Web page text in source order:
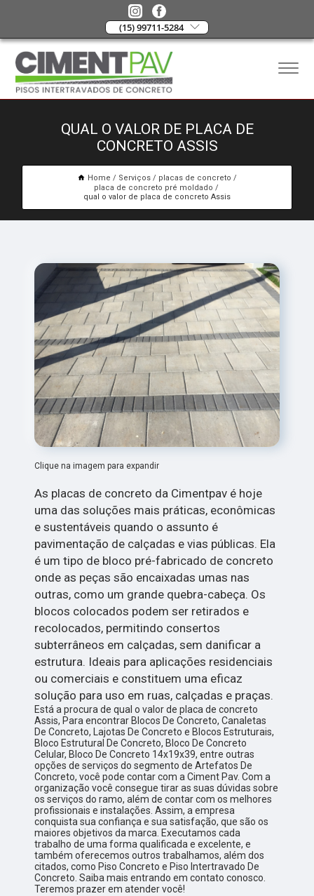
(15) 99711-5284
QUAL O VALOR DE PLACA DE
CONCRETO ASSIS
Home Serviços
placas de concreto
placa de concreto pré moldado
qual o valor de placa de concreto Assis
Clique na imagem para expandir
As placas de concreto da Cimentpav é hoje
uma das soluções mais práticas, econômicas
e sustentáveis quando o assunto é
pavimentação de calçadas e vias públicas. Ela
é um tipo de bloco pré-fabricado de concreto
onde as peças são encaixadas umas nas
outras, como um grande quebra-cabeça. Os
blocos colocados podem ser retirados e
recolocados, permitindo consertos
subterrâneos em calçadas, sem danificar a
estrutura. Ideais para aplicações residenciais
ou comerciais e constituem uma eficaz
solução para uso em ruas, calçadas e praças.
Está a procura de qual o valor de placa de concreto
Assis, Para encontrar Blocos De Concreto, Canaletas
De Concreto, Lajotas De Concreto e Blocos Estruturais,
Bloco Estrutural De Concreto, Bloco De Concreto
Celular, Bloco De Concreto 14x19x39, entre outras
opções de serviços do segmento de Artefatos De
Concreto, você pode contar com a Ciment Pav. Com a
organização você consegue tirar as suas dúvidas sobre
os serviços do ramo, além de contar com os melhores
profissionais e instalações. Assim, a empresa
conquista sua confiança e sua satisfação, que são os
maiores objetivos da marca. Executamos cada
trabalho de uma forma qualificada e excelente, e
também oferecemos outros trabalhamos, além dos
citados, como Piso Concreto e Piso Intertravado De
Concreto. Saiba mais entrando em contato conosco.
Teremos prazer em atender você!